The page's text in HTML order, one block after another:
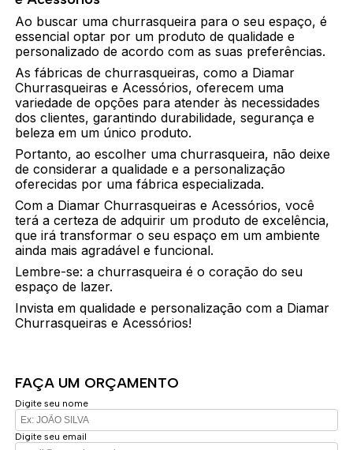
Ao buscar uma churrasqueira para o seu espaço, é
essencial optar por um produto de qualidade e
personalizado de acordo com as suas preferências.
As fábricas de churrasqueiras, como a Diamar
Churrasqueiras e Acessórios, oferecem uma
variedade de opções para atender às necessidades
dos clientes, garantindo durabilidade, segurança e
beleza em um único produto.
Portanto, ao escolher uma churrasqueira, não deixe
de considerar a qualidade e a personalização
oferecidas por uma fábrica especializada.
Com a Diamar Churrasqueiras e Acessórios, você
terá a certeza de adquirir um produto de excelência,
que irá transformar o seu espaço em um ambiente
ainda mais agradável e funcional.
Lembre-se: a churrasqueira é o coração do seu
espaço de lazer.
Invista em qualidade e personalização com a Diamar
Churrasqueiras e Acessórios!
FAÇA UM ORÇAMENTO
Digite seu nome
Digite seu email